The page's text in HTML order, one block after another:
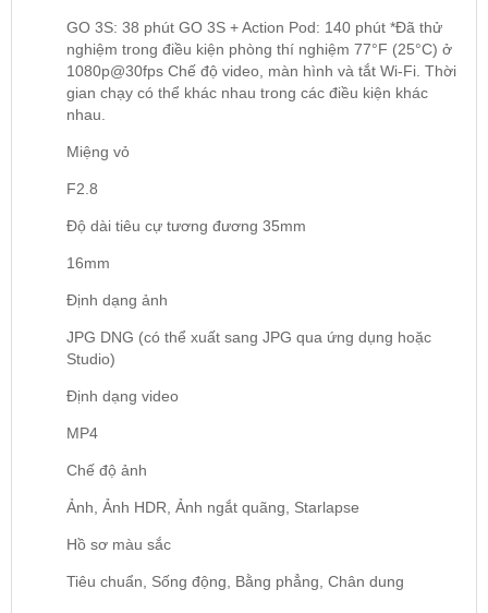
GO 3S: 38 phút GO 3S + Action Pod: 140 phút *Đã thử
nghiệm trong điều kiện phòng thí nghiệm 77°F (25°C) ở
1080p@30fps Chế độ video, màn hình và tắt Wi-Fi. Thời
gian chạy có thể khác nhau trong các điều kiện khác
nhau.
Miệng vỏ
F2.8
Độ dài tiêu cự tương đương 35mm
16mm
Định dạng ảnh
JPG DNG (có thể xuất sang JPG qua ứng dụng hoặc
Studio)
Định dạng video
MP4
Chế độ ảnh
Ảnh, Ảnh HDR, Ảnh ngắt quãng, Starlapse
Hồ sơ màu sắc
Tiêu chuẩn, Sống động, Bằng phẳng, Chân dung